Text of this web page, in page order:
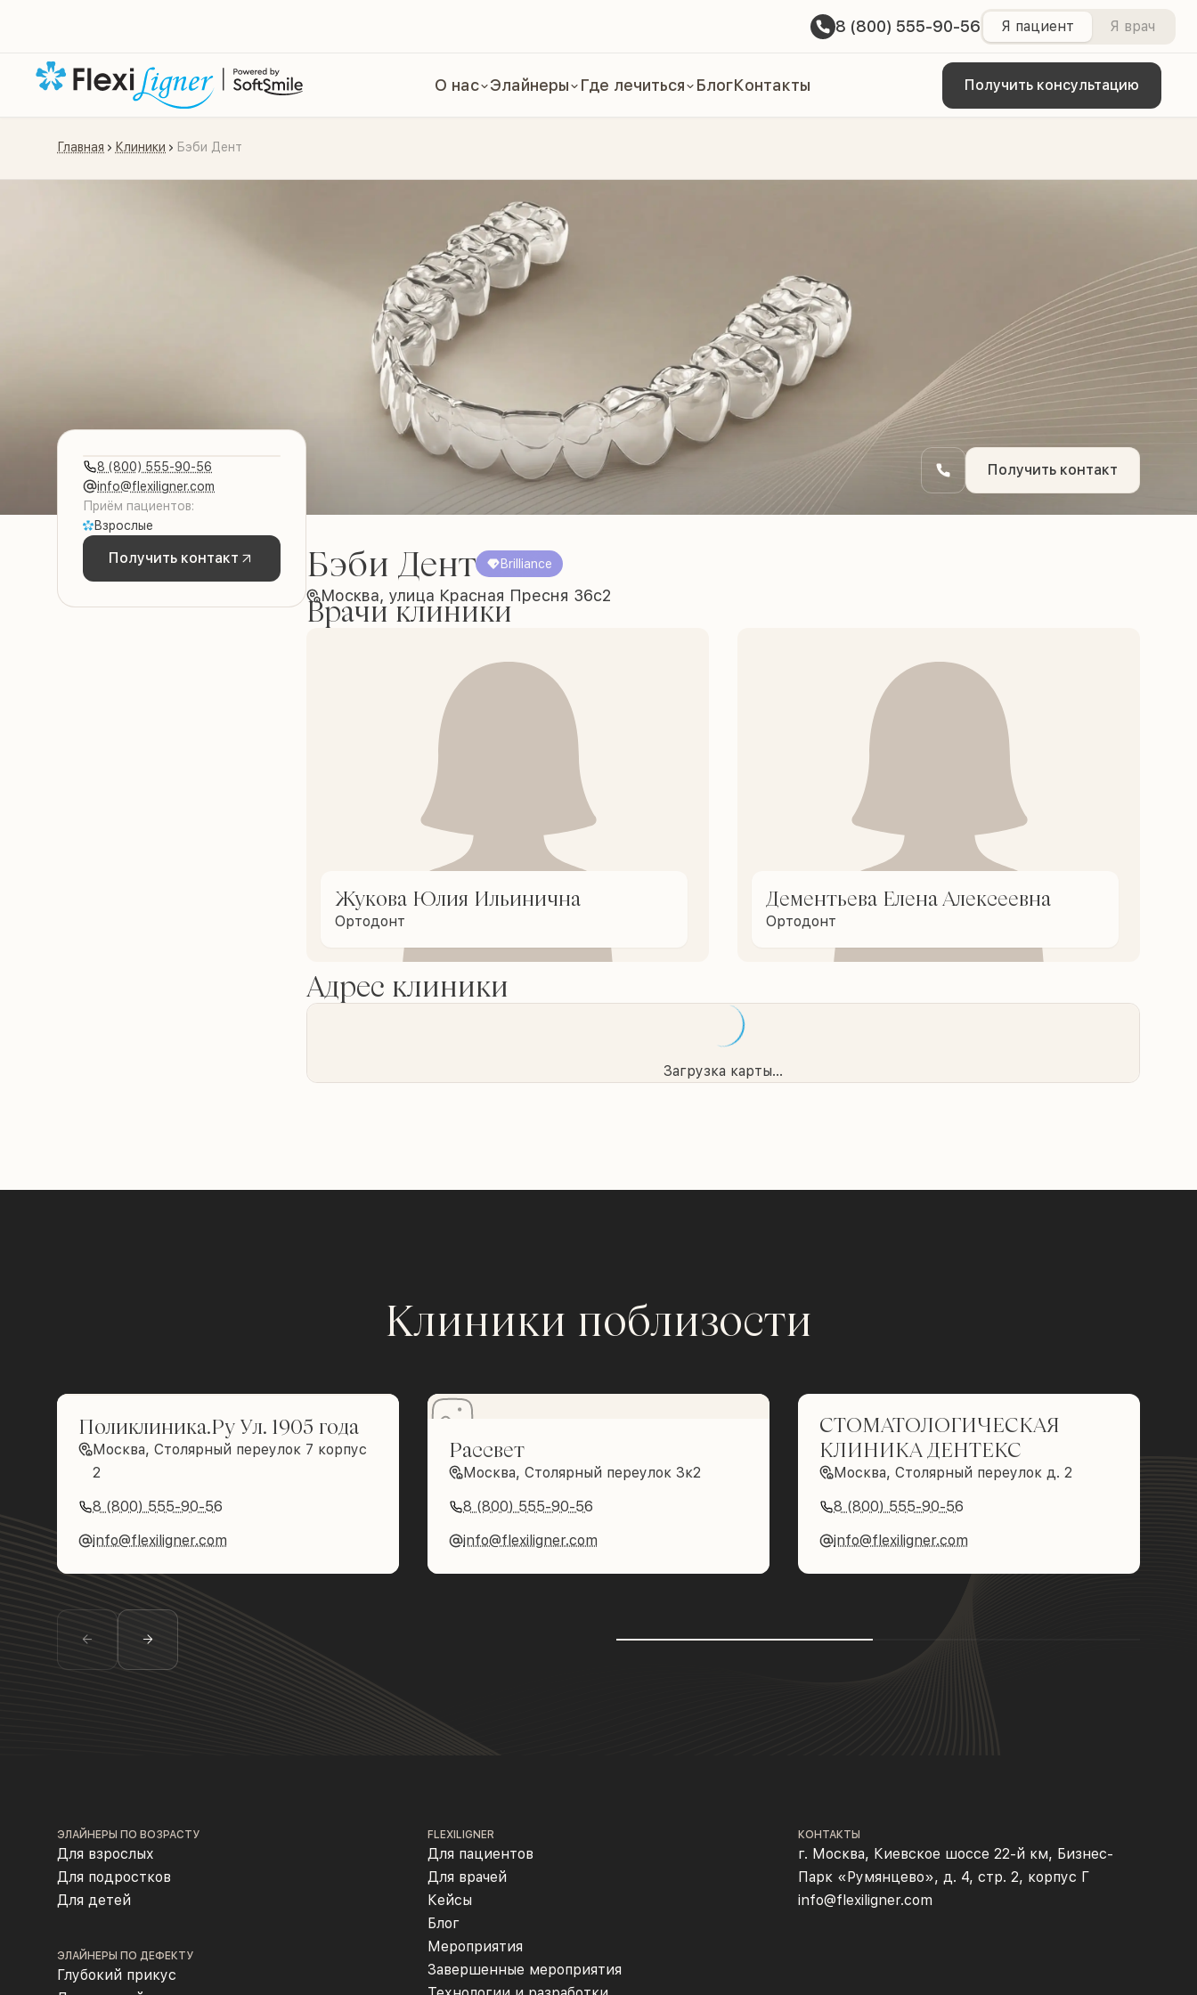
8 (800) 555-90-56 Я пациент Я врач
О нас Элайнеры Где лечиться БлогКонтакты Получить консультацию
Главная Клиники Бэби Дент
Получить контакт
8 (800) 555-90-56
info@flexiligner.com
Приём пациентов:
Взрослые
Получить контакт Бэби Дент Brilliance
Москва, улица Красная Пресня 36с2
Врачи клиники
Жукова Юлия Ильинична
Ортодонт
Дементьева Елена Алексеевна
Ортодонт
Адрес клиники
Загрузка карты...
Клиники поблизости
Поликлиника.Ру Ул. 1905 года
Москва, Столярный переулок 7 корпус
2
8 (800) 555-90-56
info@flexiligner.com
Рассвет
Москва, Столярный переулок 3к2
8 (800) 555-90-56
info@flexiligner.com
СТОМАТОЛОГИЧЕСКАЯ
КЛИНИКА ДЕНТЕКС
Москва, Столярный переулок д. 2
8 (800) 555-90-56
info@flexiligner.com
ЭЛАЙНЕРЫ ПО ВОЗРАСТУ
Для взрослых
Для подростков
Для детей
ЭЛАЙНЕРЫ ПО ДЕФЕКТУ
Глубокий прикус
FLEXILIGNER
Для пациентов
Для врачей
Кейсы
Блог
Мероприятия
Завершенные мероприятия
КОНТАКТЫ
г. Москва, Киевское шоссе 22-й км, Бизнес-
Парк «Румянцево», д. 4, стр. 2, корпус Г
info@flexiligner.com